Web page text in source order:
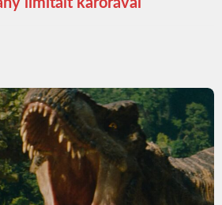
limitált karórával